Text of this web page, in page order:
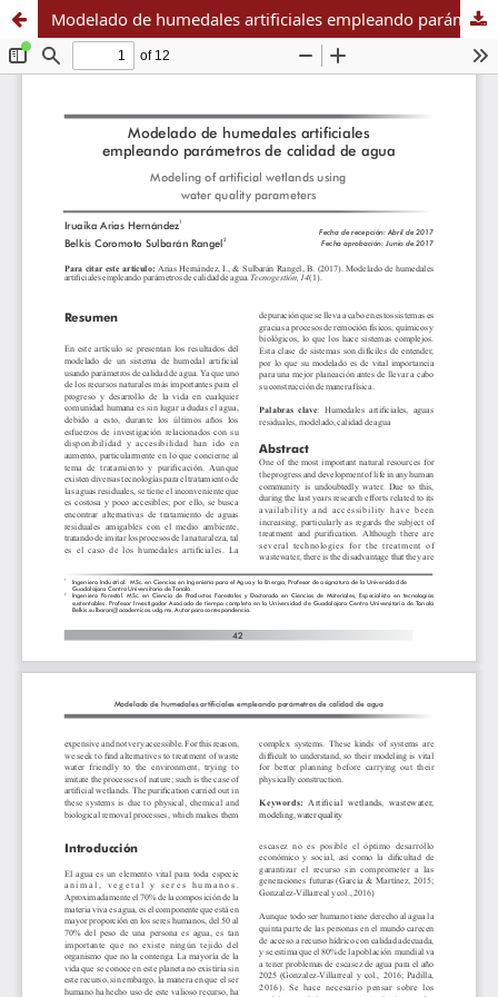
Modelado de humedales artificiales empleando parámetros de calidad de agua